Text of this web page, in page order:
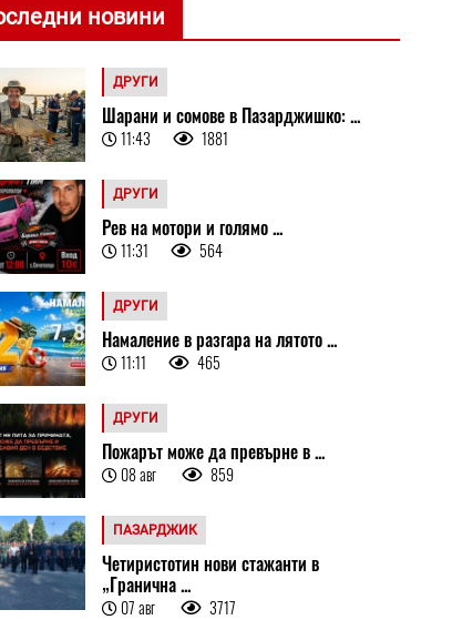
новини
ДРУГИ
Шарани и сомове в Пазарджишко: ...
11:43 1881
ДРУГИ
Рев на мотори и голямо ...
11:31 564
ДРУГИ
Намаление в разгара на лятото ...
11:11 465
ДРУГИ
Пожарът може да превърне в ...
08 авг 859
ПАЗАРДЖИК
Четиристотин нови стажанти в
„Гранична ...
07 авг 3717